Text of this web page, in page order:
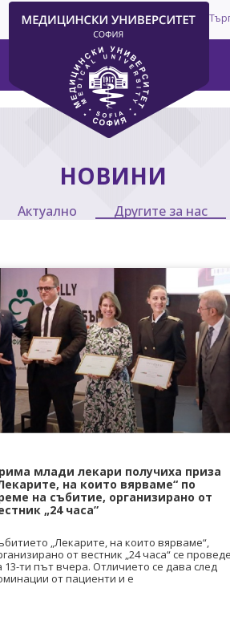
НОВИНИ
Актуално Другите за нас
млади лекари получиха приза
на които вярваме“ по
на събитие, организирано от
„24 часа”
„Лекарите, на които вярваме“,
от вестник „24 часа“ се проведе
13-ти път вчера. Отличието се дава след
от пациенти и е